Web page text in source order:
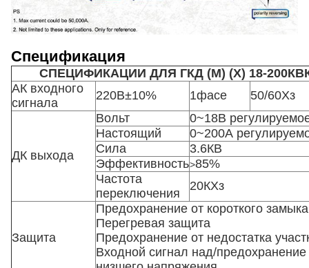
Спецификация
СПЕЦИФИКАЦИИ ДЛЯ ГКД (М) (Х) 18-
АК входного
сигнала
220В±10% 1фасе 50/60Хз
ДК выхода
Вольт
0~18В
Настоящий
0~200А
Сила
3.6КВ
Эффективность>85%
Частота
переключения
20КХз
Защита
Предохранение от короткого
Перегревая защита
Предохранение от недостатка
Входной сигнал над/предохранение